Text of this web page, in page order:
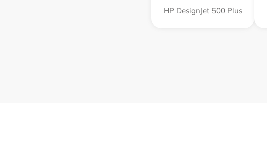
HP DesignJet 500 Plus